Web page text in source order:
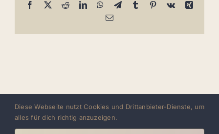
Facebook
X RedditLinkedInWhatsApp
TelegramTumblr Pinterest
Vk
Xing
E-
Diese Webseite nutzt Cookies und Drittanbieter-Dienste, um
alles für dich richtig anzuzeigen.